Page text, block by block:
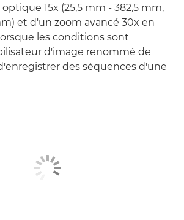
15x (25,5 mm - 382,5 mm,
et d'un zoom avancé 30x en
les conditions sont
d'image renommé de
des séquences d'une